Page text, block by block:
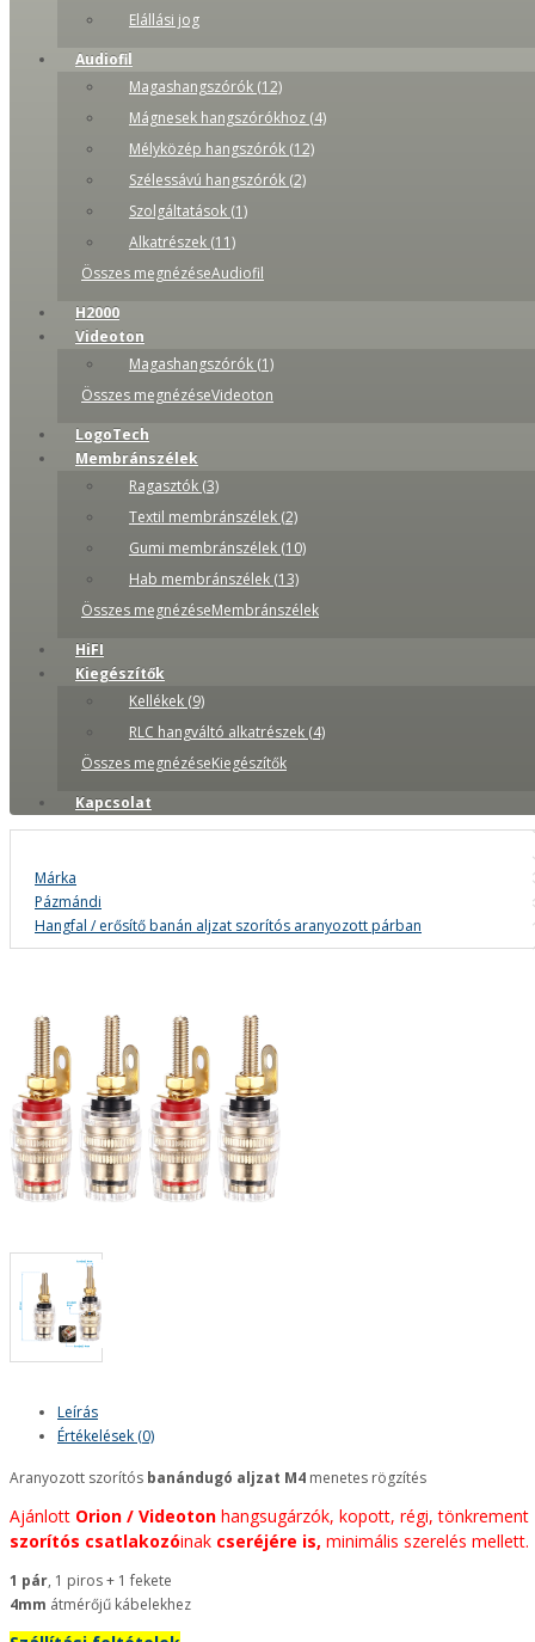
Elállási jog
Audiofil
Magashangszórók (12)
Mágnesek hangszórókhoz (4)
Mélyközép hangszórók (12)
Szélessávú hangszórók (2)
Szolgáltatások (1)
Alkatrészek (11)
Összes megnézéseAudiofil
H2000
Videoton
Magashangszórók (1)
Összes megnézéseVideoton
LogoTech
Membránszélek
Ragasztók (3)
Textil membránszélek (2)
Gumi membránszélek (10)
Hab membránszélek (13)
Összes megnézéseMembránszélek
HiFI
Kiegészítők
Kellékek (9)
RLC hangváltó alkatrészek (4)
Összes megnézéseKiegészítők
Kapcsolat
Márka
Pázmándi
Hangfal / erősítő banán aljzat szorítós aranyozott párban
Leírás
Értékelések (0)
Aranyozott szorítós banándugó aljzat M4 menetes rögzítés
Ajánlott Orion / Videoton hangsugárzók, kopott, régi, tönkrement
szorítós csatlakozóinak cseréjére is, minimális szerelés mellett.
1 pár, 1 piros + 1 fekete
4mm átmérőjű kábelekhez